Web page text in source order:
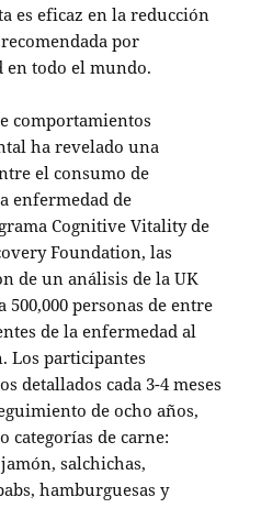
es eficaz en la reducción
por
en todo el mundo.
comportamientos
ha revelado una
el consumo de
enfermedad de
Cognitive Vitality de
Foundation, las
de un análisis de la UK
personas de entre
de la enfermedad al
Los participantes
detallados cada 3-4 meses
de ocho años,
categorías de carne:
salchichas,
hamburguesas y